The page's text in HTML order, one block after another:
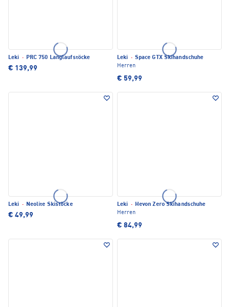
Leki · PRC 750 Langlaufstöcke
€ 139,99
Leki · Space GTX Skihandschuhe
Herren
€ 59,99
Leki · Neolite Skistöcke
€ 49,99
Leki · Hevon Zero Skihandschuhe
Herren
€ 84,99